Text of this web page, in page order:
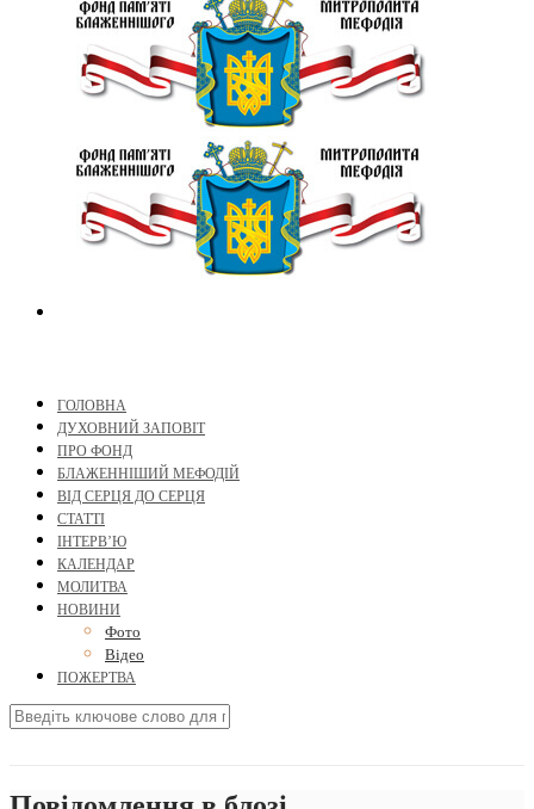
ГОЛОВНА
ДУХОВНИЙ ЗАПОВІТ
ПРО ФОНД
БЛАЖЕННІШИЙ МЕФОДІЙ
ВІД СЕРЦЯ ДО СЕРЦЯ
СТАТТІ
ІНТЕРВ’Ю
КАЛЕНДАР
МОЛИТВА
НОВИНИ
Фото
Відео
ПОЖЕРТВА